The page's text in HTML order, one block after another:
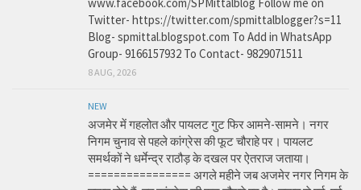
Twitter- https://twitter.com/spmittalblogger?s=11
Blog- spmittal.blogspot.com To Add in WhatsApp
Group- 9166157932 To Contact- 9829071511
8 AUG, 2026
NEW
अजमेर में गहलोत और पायलट गुट फिर आमने-सामने। नगर
निगम चुनाव से पहले कांग्रेस की फूट चौराहे पर। पायलट
समर्थकों ने धर्मेन्द्र राठौड़ के दखल पर ऐतराज जताया।
================ अगले महीने जब अजमेर नगर निगम के